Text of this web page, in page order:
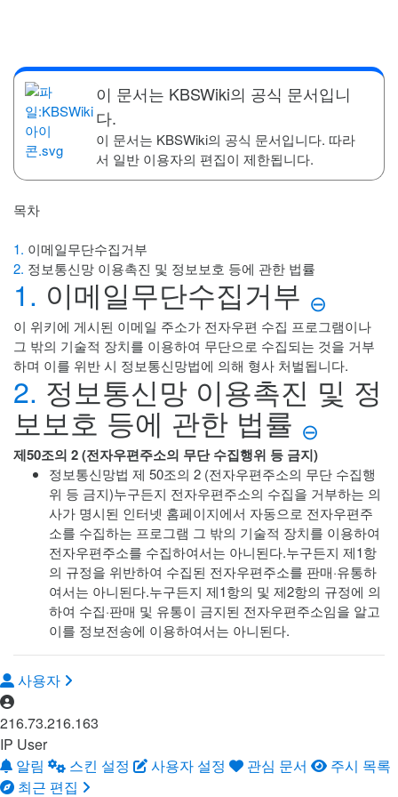
이 문서는 KBSWiki의 공식 문서입니
다.
이 문서는 KBSWiki의 공식 문서입니다. 따라
서 일반 이용자의 편집이 제한됩니다.
목차
1. 이메일무단수집거부
2. 정보통신망 이용촉진 및 정보보호 등에 관한 법률
1. 이메일무단수집거부 ⊖
이 위키에 게시된 이메일 주소가 전자우편 수집 프로그램이나
그 밖의 기술적 장치를 이용하여 무단으로 수집되는 것을 거부
하며 이를 위반 시 정보통신망법에 의해 형사 처벌됩니다.
2. 정보통신망 이용촉진 및 정
보보호 등에 관한 법률 ⊖
제50조의 2 (전자우편주소의 무단 수집행위 등 금지)
정보통신망법 제 50조의 2 (전자우편주소의 무단 수집행
위 등 금지)누구든지 전자우편주소의 수집을 거부하는 의
사가 명시된 인터넷 홈페이지에서 자동으로 전자우편주
소를 수집하는 프로그램 그 밖의 기술적 장치를 이용하여
전자우편주소를 수집하여서는 아니된다.누구든지 제1항
의 규정을 위반하여 수집된 전자우편주소를 판매·유통하
여서는 아니된다.누구든지 제1항의 및 제2항의 규정에 의
하여 수집·판매 및 유통이 금지된 전자우편주소임을 알고
이를 정보전송에 이용하여서는 아니된다.
사용자
216.73.216.163
IP User
알림
스킨 설정 사용자 설정 관심 문서
주시 목록
최근 편집